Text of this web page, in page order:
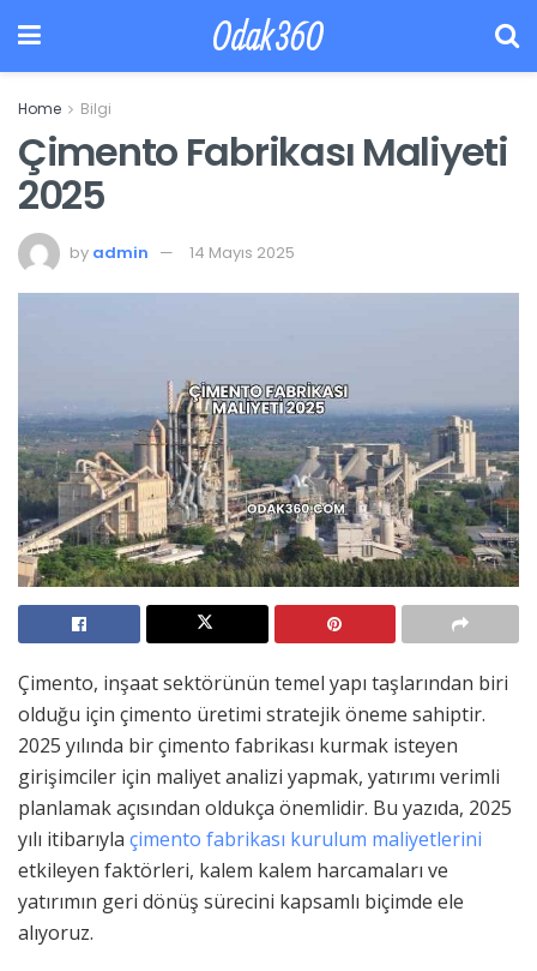
Odak360
Home Bilgi
Çimento Fabrikası Maliyeti
2025
by admin 14 Mayıs 2025
Çimento, inşaat sektörünün temel yapı taşlarından biri
olduğu için çimento üretimi stratejik öneme sahiptir.
2025 yılında bir çimento fabrikası kurmak isteyen
girişimciler için maliyet analizi yapmak, yatırımı verimli
planlamak açısından oldukça önemlidir. Bu yazıda, 2025
yılı itibarıyla çimento fabrikası kurulum maliyetlerini
etkileyen faktörleri, kalem kalem harcamaları ve
yatırımın geri dönüş sürecini kapsamlı biçimde ele
alıyoruz.